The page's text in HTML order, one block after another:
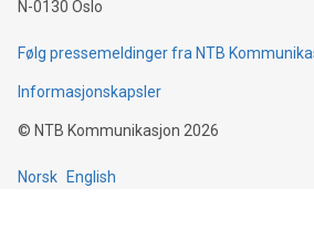
N-0130 Oslo
Følg pressemeldinger fra NTB
Informasjonskapsler
© NTB Kommunikasjon 2026
Norsk English